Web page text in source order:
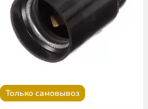
Только самовывоз